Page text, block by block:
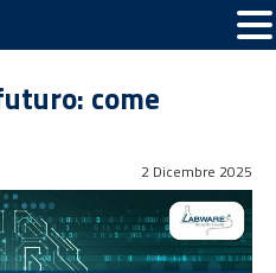
come
2 Dicembre 2025